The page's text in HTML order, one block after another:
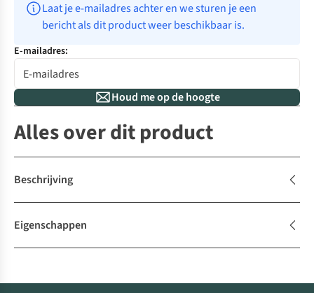
Laat je e-mailadres achter en we sturen je een
bericht als dit product weer beschikbaar is.
E-mailadres:
Houd me op de hoogte
Alles over dit product
Beschrijving
Eigenschappen